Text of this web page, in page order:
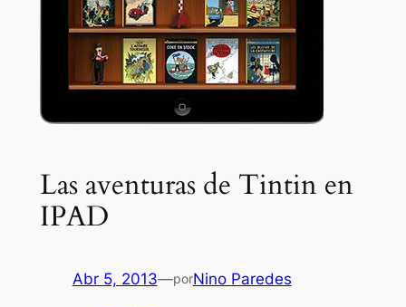
Las aventuras de Tintin en
IPAD
Abr 5, 2013—porNino Paredes